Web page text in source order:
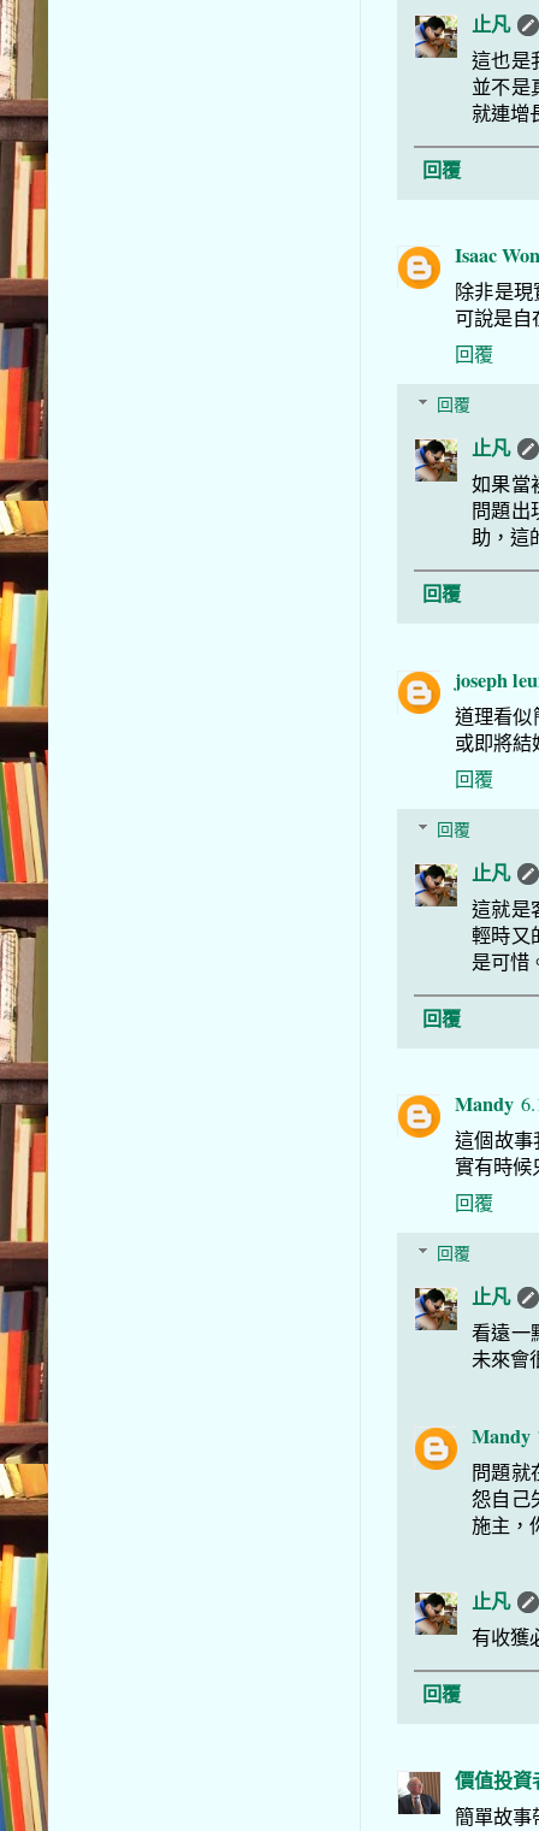
止凡
這也是
並不是
就連增
回覆
Isaac
除非是
可說是自
回覆
回覆
止凡
如果當
問題出
助，這
回覆
joseph
道理看似
或即將結
回覆
回覆
止凡
這就是
輕時又
是可惜
回覆
Mandy
這個故
實有時候
回覆
回覆
止凡
看遠一
未來會
Mandy
問題就
怨自己
施主，
止凡
有收獲
回覆
價值投資
簡單故事